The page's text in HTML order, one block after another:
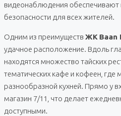
видеонаблюдения обеспечивают
безопасности для всех жителей.
Одним из преимуществ ЖК Baan
удачное расположение. Вдоль
находятся множество тайских
тематических кафе и кофеен, где
разнообразной кухней. Прямо у
магазин 7/11, что делает
доступными.